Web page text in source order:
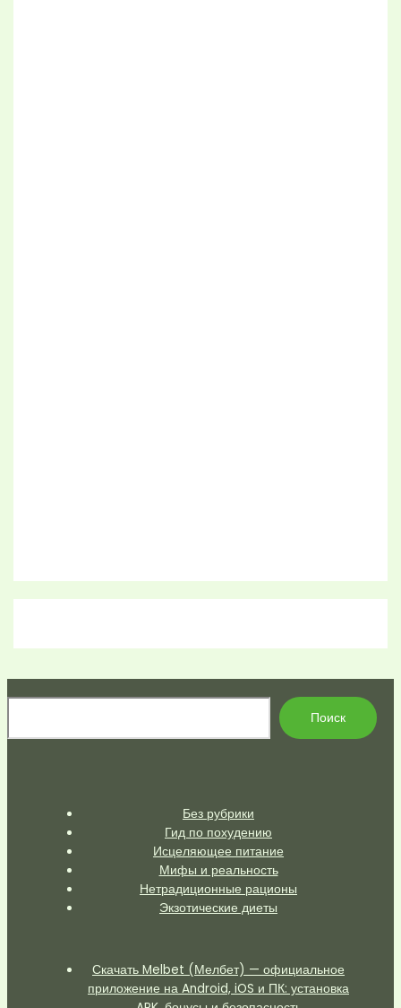
Поиск
Без рубрики
Гид по похудению
Исцеляющее питание
Мифы и реальность
Нетрадиционные рационы
Экзотические диеты
Скачать Melbet (Мелбет) — официальное
приложение на Android, iOS и ПК: установка